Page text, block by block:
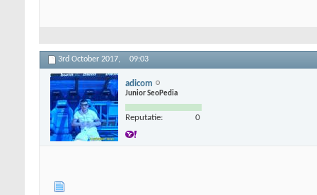
3rd October 2017, 09:03
adicom
Junior SeoPedia
Reputatie: 0